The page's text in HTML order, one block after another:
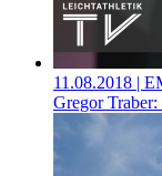
11.08.2018 |
Gregor